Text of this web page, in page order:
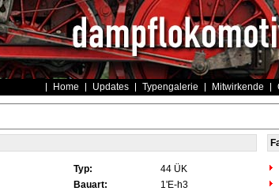
Home Updates Typengalerie Mitwirkende
Typ: 44 ÜK
Bauart: 1'E-h3